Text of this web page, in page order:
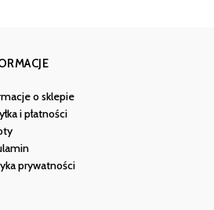
o sklepie
i płatności
prywatności